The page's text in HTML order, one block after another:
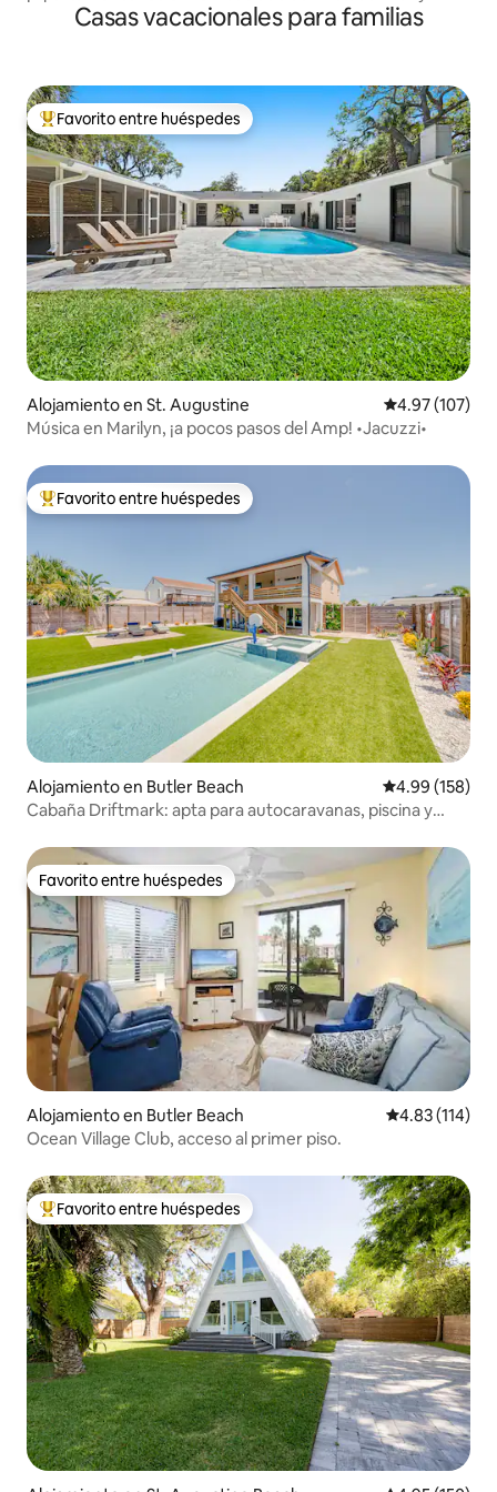
mejoras a porrillo!
Casas vacacionales para familias
Favorito entre huéspedes preferido
Favorito entre huéspedes
Alojamiento en St. Augustine Calificación
4.97 (107)
Música en Marilyn, ¡a pocos pasos del Amp! •Jacuzzi•
Favorito entre huéspedes preferido
Favorito entre huéspedes
Alojamiento en Butler Beach Calificación
4.99 (158)
Cabaña Driftmark: apta para autocaravanas, piscina y
Favorito entre huéspedes
Favorito entre huéspedes
Alojamiento en Butler Beach Calificación
4.83 (114)
Ocean Village Club, acceso al primer piso.
Favorito entre huéspedes preferido
Favorito entre huéspedes